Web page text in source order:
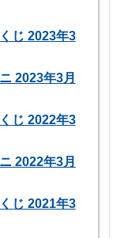
じ 2023年3
2023年3月
じ 2022年3
2022年3月
じ 2021年3